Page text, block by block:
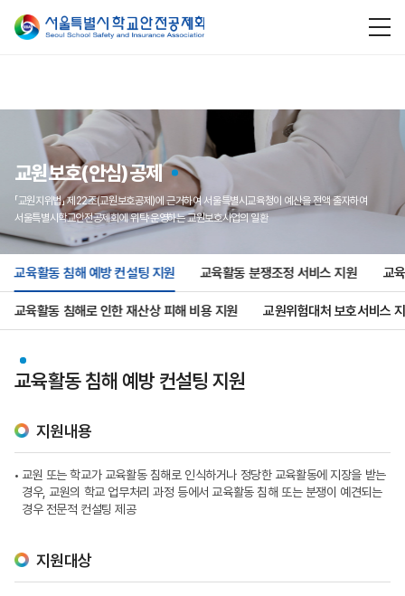
교원보호(안심)공제
「교원지위법」 제22조(교원보호공제)에 근거하여 서울특별시교육청이 예산을 전액 출자하여
서울특별시학교안전공제회에 위탁·운영하는 교원보호사업의 일환
교육활동 침해 예방 컨설팅 지원 교육활동 분쟁조정 서비스 지원 교
교육활동 침해로 인한 재산상 피해 비용 지원 교원위험대처 보호서비스
교육활동 침해 예방 컨설팅 지원
지원내용
교원 또는 학교가 교육활동 침해로 인식하거나 정당한 교육활동에 지장을 받는
경우, 교원의 학교 업무처리 과정 등에서 교육활동 침해 또는 분쟁이 예견되는
경우 전문적 컨설팅 제공
지원대상